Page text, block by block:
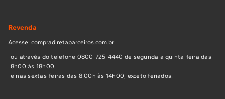
Revenda
Acesse: compradiretaparceiros.com.br
ou através do telefone 0800-725-4440 de segunda a quinta-feira das
8h00 às 18h00,
e nas sextas-feiras das 8:00h às 14h00, exceto feriados.